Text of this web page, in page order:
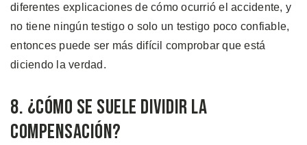
diferentes explicaciones de cómo ocurrió el accidente, y
no tiene ningún testigo o solo un testigo poco confiable,
entonces puede ser más difícil comprobar que está
diciendo la verdad.
8. ¿Cómo se Suele Dividir la
Compensación?